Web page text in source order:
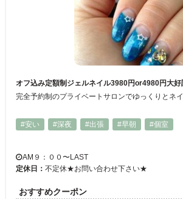
オフ込み定額制ジェルネイル3980円or4980円大好
#安い
#深夜 #出張 #早朝
#個室
AM９：００〜LAST
定休日： 不定休★お問い合わせ下さい★
おすすめクーポン